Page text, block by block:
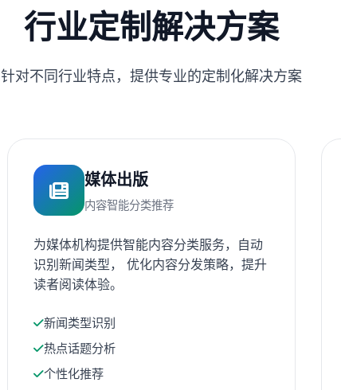
行业定制解决方案
针对不同行业特点，提供专业的定制化解决方案
媒体出版
内容智能分类推荐
为媒体机构提供智能内容分类服务，自动
识别新闻类型， 优化内容分发策略，提升
读者阅读体验。
新闻类型识别
热点话题分析
个性化推荐